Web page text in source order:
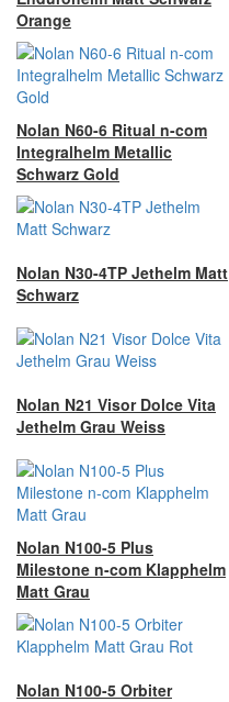
Orange
Nolan N60-6 Ritual n-com
Integralhelm Metallic
Schwarz Gold
Nolan N30-4TP Jethelm Matt
Schwarz
Nolan N21 Visor Dolce Vita
Jethelm Grau Weiss
Nolan N100-5 Plus
Milestone n-com Klapphelm
Matt Grau
Nolan N100-5 Orbiter